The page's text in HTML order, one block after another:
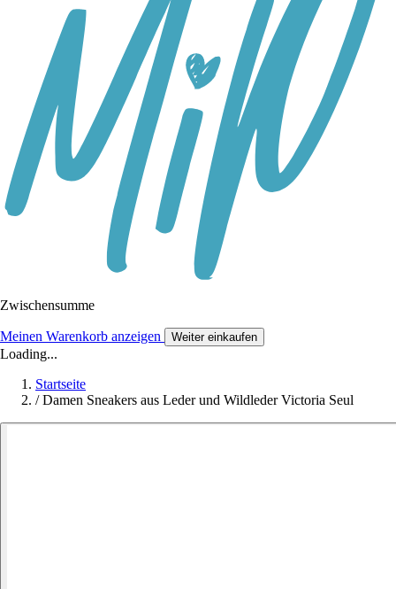
Zwischensumme
Meinen Warenkorb anzeigen Weiter einkaufen
Loading...
Startseite
/ Damen Sneakers aus Leder und Wildleder Victoria Seul